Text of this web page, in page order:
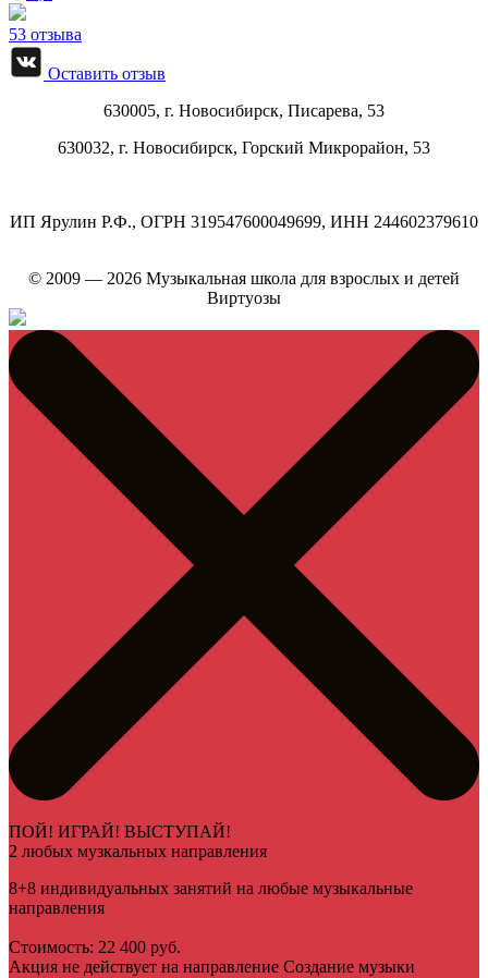
53 отзыва
Оставить отзыв
630005, г. Новосибирск, Писарева, 53
630032, г. Новосибирск, Горский Микрорайон, 53
ИП Ярулин Р.Ф., ОГРН 319547600049699, ИНН 244602379610
© 2009 — 2026 Музыкальная школа для взрослых и детей
Виртуозы
ПОЙ! ИГРАЙ! ВЫСТУПАЙ!
2 любых музкальных направления
8+8 индивидуальных занятий на любые музыкальные
направления
Стоимость: 22 400 руб.
Акция не действует на направление Создание музыки